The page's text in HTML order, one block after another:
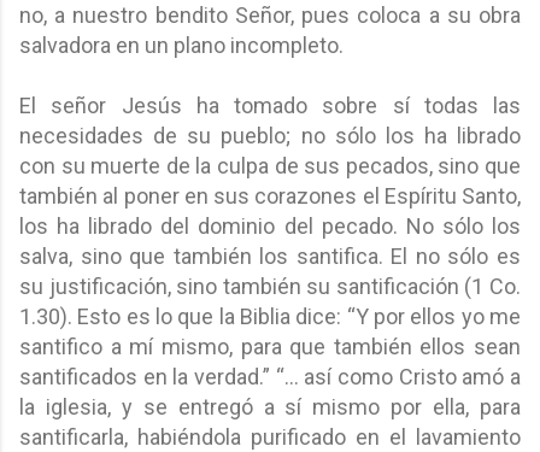
no, a nuestro bendito Señor, pues coloca a su obra
salvadora en un plano incompleto.
El señor Jesús ha tomado sobre sí todas las
necesidades de su pueblo; no sólo los ha librado
con su muerte de la culpa de sus pecados, sino que
también al poner en sus corazones el Espíritu Santo,
los ha librado del dominio del pecado. No sólo los
salva, sino que también los santifica. El no sólo es
su justificación, sino también su santificación (1 Co.
1.30). Esto es lo que la Biblia dice: “Y por ellos yo me
santifico a mí mismo, para que también ellos sean
santificados en la verdad.” “… así como Cristo amó a
la iglesia, y se entregó a sí mismo por ella, para
santificarla, habiéndola purificado en el lavamiento